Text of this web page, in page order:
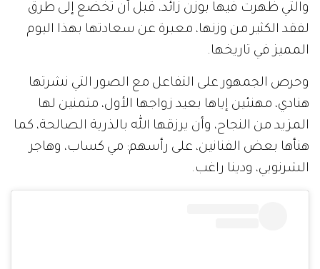
والتي ظهرت فيها بوزن زائد، قبل أن تخضع إلى طرق
لفقد الكثير من وزنها، معبرة عن سعادتها بهذا اليوم
المميز في تاريخها.
وحرص الجمهور على التفاعل مع الصور التي نشرتها
هنادي، مهنئين إياها بعيد زواجها الأول، متمنين لها
المزيد من النجاح، وأن يرزقها الله بالذرية الصالحة، كما
هنأها بعض الفنانين، على رأسهم: مي كساب، وهاجر
الشرنوبي، ودينا راغب.